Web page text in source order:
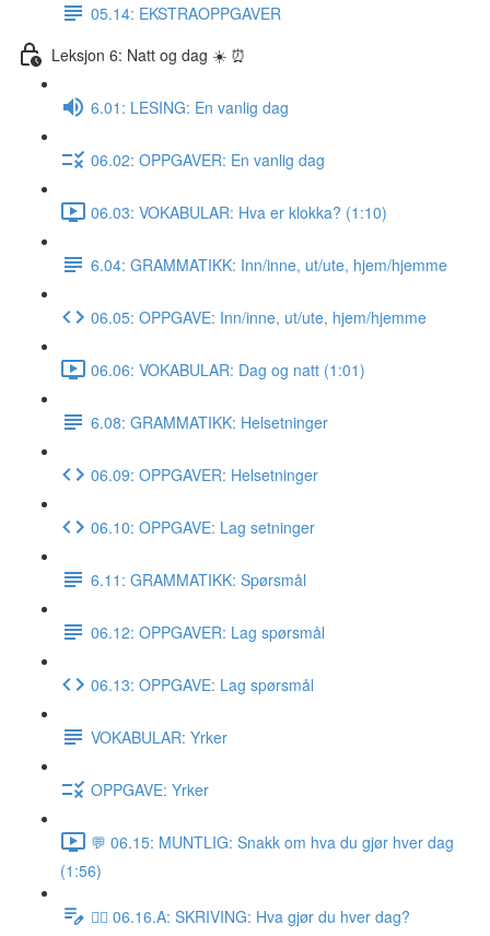
05.14: EKSTRAOPPGAVER
Leksjon 6: Natt og dag ☀️ ⏰
6.01: LESING: En vanlig dag
06.02: OPPGAVER: En vanlig dag
06.03: VOKABULAR: Hva er klokka? (1:10)
6.04: GRAMMATIKK: Inn/inne, ut/ute, hjem/hjemme
06.05: OPPGAVE: Inn/inne, ut/ute, hjem/hjemme
06.06: VOKABULAR: Dag og natt (1:01)
6.08: GRAMMATIKK: Helsetninger
06.09: OPPGAVER: Helsetninger
06.10: OPPGAVE: Lag setninger
6.11: GRAMMATIKK: Spørsmål
06.12: OPPGAVER: Lag spørsmål
06.13: OPPGAVE: Lag spørsmål
VOKABULAR: Yrker
OPPGAVE: Yrker
💬 06.15: MUNTLIG: Snakk om hva du gjør hver dag
(1:56)
✍🏼 06.16.A: SKRIVING: Hva gjør du hver dag?